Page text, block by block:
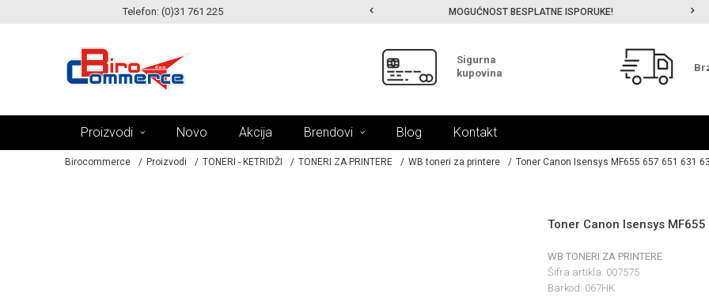
Telefon: (0)31 761 225
MOGUĆNOST ISPORUKE ZA 24H! MOGUĆNOST BESPLATNE ISPORUKE!
Sigurna
kupovina
Proizvodi Novo Akcija Brendovi Blog Kontakt
Birocommerce Proizvodi TONERI - KETRIDŽI TONERI ZA PRINTERE WB toneri za printere Toner Canon Isensys MF655 657 651 631
Toner Canon Isensys
WB TONERI ZA PRINTERE
Šifra artikla: 007575
Barkod: 067HK